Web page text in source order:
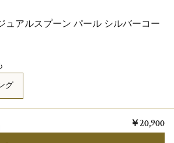
ュアルスプーン パール シルバーコー
グ
￥20,900